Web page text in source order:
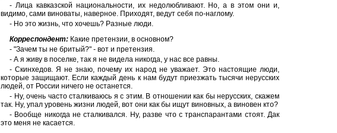
- Лица кавказской национальности, их недолюбливают. Но, а в этом они и,
видимо, сами виноваты, наверное. Приходят, ведут себя по-наглому.
- Но это жизнь, что хочешь? Разные люди.
Корреспондент: Какие претензии, в основном?
- "Зачем ты не бритый?" - вот и претензия.
- А я живу в поселке, так я не видела никогда, у нас все равны.
- Скинхедов. Я не знаю, почему их народ не уважает. Это настоящие люди,
которые защищают. Если каждый день к нам будут приезжать тысячи нерусских
людей, от России ничего не останется.
- Ну, очень часто сталкиваюсь я с этим. В отношении как бы нерусских, скажем
так. Ну, упал уровень жизни людей, вот они как бы ищут виновных, а виновен кто?
- Вообще никогда не сталкивался. Ну, разве что с транспарантами стоят. Дак
это меня не касается.